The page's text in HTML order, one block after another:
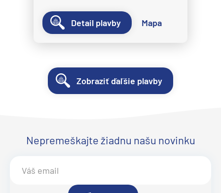
Detail plavby Mapa
Zobraziť ďaľšie plavby
Nepremeškajte žiadnu našu novinku